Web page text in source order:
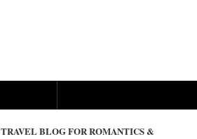
TRAVEL BLOG FOR ROMANTICS &